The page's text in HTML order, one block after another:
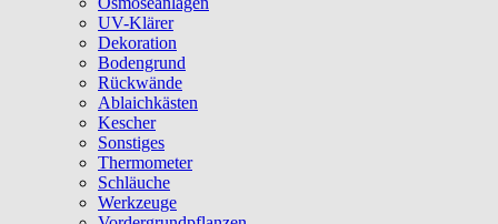
UV-Klärer
Dekoration
Bodengrund
Rückwände
Ablaichkästen
Kescher
Sonstiges
Thermometer
Schläuche
Werkzeuge